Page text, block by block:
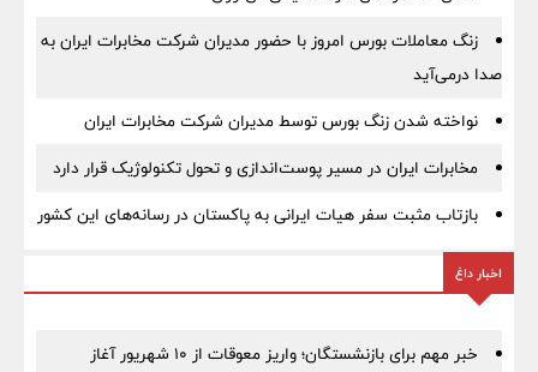
زنگ معاملات بورس امروز با حضور مدیران شرکت مخابرات ایران به
صدا درمی‌آید
نواخته شدن زنگ بورس توسط مدیران شرکت مخابرات ایران
مخابرات ایران در مسیر پوست‌اندازی و تحول تکنولوژیک قرار دارد
بازتاب مثبت سفر هیات ایرانی به پاکستان در رسانه‌های این کشور
اخبار داغ
خبر مهم برای بازنشستگان؛ واریز معوقات از ۱۰ شهریور آغاز